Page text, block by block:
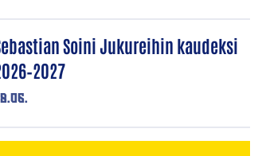
Soini Jukureihin kaudeksi